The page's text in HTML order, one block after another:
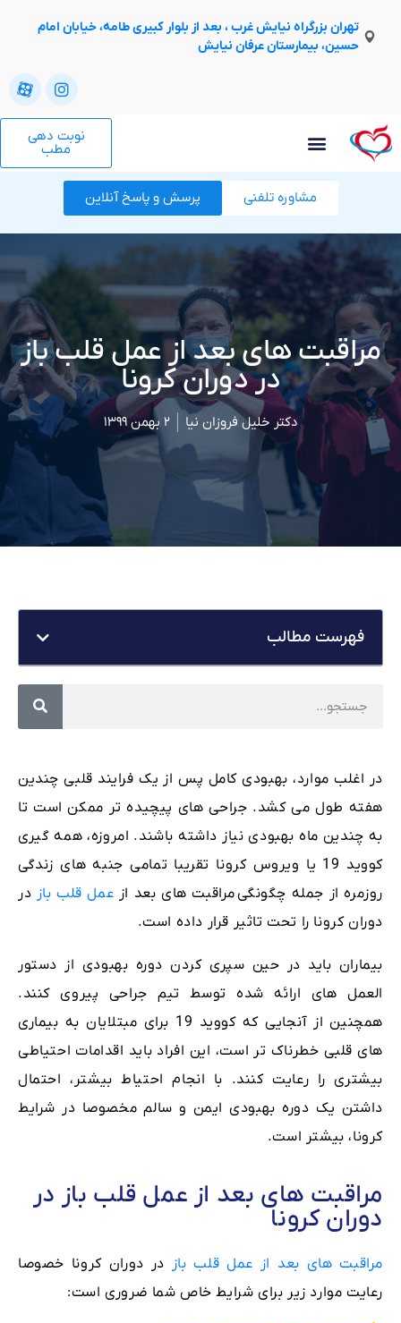
تهران بزرگراه نیایش غرب ، بعد از بلوار کبیری طامه، خیابان امام
حسین، بیمارستان عرفان نیایش
نوبت دهی
مطب
مشاوره تلفنی پرسش و پاسخ آنلاین
مراقبت های بعد از عمل قلب باز
در دوران کرونا
دکتر خلیل فروزان نیا ۲ بهمن ۱۳۹۹
در اغلب موارد، بهبودی کامل پس از یک فرایند قلبی چندین
هفته طول می کشد. جراحی های پیچیده تر ممکن است تا
به چندین ماه بهبودی نیاز داشته باشند. امروزه، همه گیری
کووید 19 یا ویروس کرونا تقریبا تمامی جنبه های زندگی
روزمره از جمله چگونگی مراقبت های بعد از عمل قلب باز در
دوران کرونا را تحت تاثیر قرار داده است.
بیماران باید در حین سپری کردن دوره بهبودی از دستور
العمل های ارائه شده توسط تیم جراحی پیروی کنند.
همچنین از آنجایی که کووید 19 برای مبتلایان به بیماری
های قلبی خطرناک تر است، این افراد باید اقدامات احتیاطی
بیشتری را رعایت کنند. با انجام احتیاط بیشتر، احتمال
داشتن یک دوره بهبودی ایمن و سالم مخصوصا در شرایط
کرونا، بیشتر است.
مراقبت های بعد از عمل قلب باز در
دوران کرونا
مراقبت های بعد از عمل قلب باز در دوران کرونا خصوصا
رعایت موارد زیر برای شرایط خاص شما ضروری است:
فهرست مطالب